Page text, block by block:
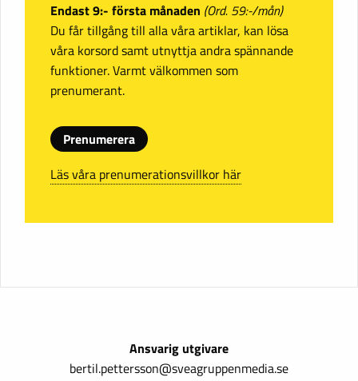
Endast 9:- första månaden (Ord. 59:-/mån)
Du får tillgång till alla våra artiklar, kan lösa
våra korsord samt utnyttja andra spännande
funktioner. Varmt välkommen som
prenumerant.
Prenumerera
Läs våra prenumerationsvillkor här
Ansvarig utgivare
bertil.pettersson@sveagruppenmedia.se